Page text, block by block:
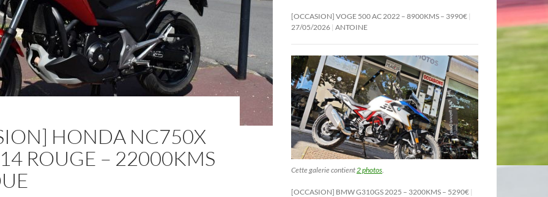
HONDA NC750X
ROUGE – 22000KMS
[OCCASION] VOGE 500 AC 2022 – 8900KMS – 3990€
27/05/2026 ANTOINE
Cette galerie contient 2 photos
[OCCASION] BMW G310GS 2025 – 3200KMS – 5290€